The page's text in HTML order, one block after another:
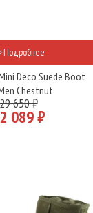
Подробнее
Deco Suede Boot
Chestnut
650 ₽
089 ₽